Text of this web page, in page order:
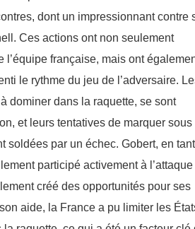
dont un impressionnant contre
Ces actions ont non seulement
l’équipe française, mais ont
le rythme du jeu de l’adversaire.
dominer dans la raquette, se sont
et leurs tentatives de marquer sous
soldées par un échec. Gobert, en tant
participé activement à l’attaque
créé des opportunités pour ses
aide, la France a pu limiter les